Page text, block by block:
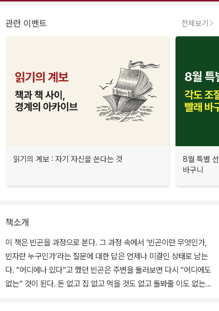
관련 이벤트 전체보기
읽기의 계보 : 자기 자신을 쓴다는 것
8월 특별
바구니
책소개
이 책은 빈곤을 과정으로 본다. 그 과정 속에서 ‘빈곤이란 무엇인가,
빈자란 누구인가’라는 질문에 대한 답은 언제나 미결인 상태로 남는
다. “어디에나 있다”고 했던 빈곤은 주변을 둘러보면 다시 “어디에도
없는” 것이 된다. 돈 없고 집 없고 먹을 것도 없고 돌봐줄 이도 없는